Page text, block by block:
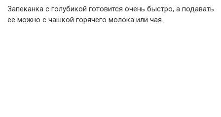
Запеканка с голубикой готовится очень быстро, а подавать
её можно с чашкой горячего молока или чая.